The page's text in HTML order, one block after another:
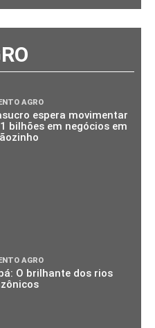
AGRO
espera movimentar
bilhões em negócios em
AGRO
O brilhante dos rios